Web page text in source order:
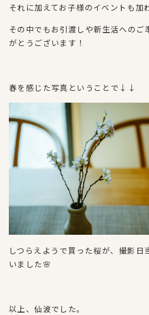
それに加えてお子様のイベントも加
その中でもお引渡しや新生活へのご
がとうございます！
春を感じた写真ということで↓↓
しつらえようで買った桜が、撮影
いました🌸
以上、仙波でした。